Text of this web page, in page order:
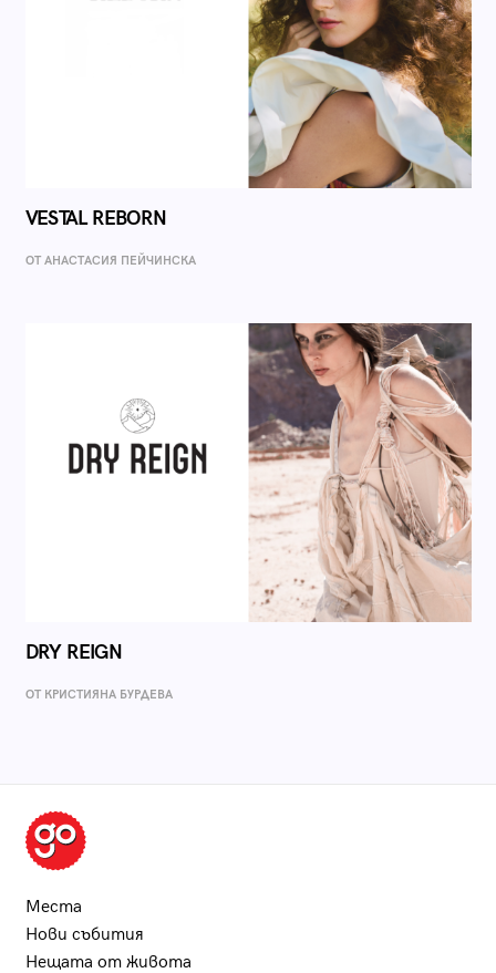
VESTAL REBORN
ОТ AНАСТАСИЯ ПЕЙЧИНСКА
DRY REIGN
ОТ КРИСТИЯНА БУРДЕВА
Места
Нови събития
Нещата от живота